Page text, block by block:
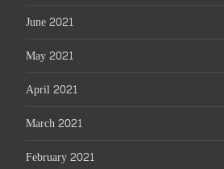
June 2021
May 2021
April 2021
March 2021
February 2021